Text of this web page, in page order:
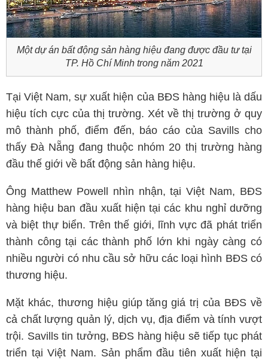
Một dự án bất động sản hàng hiệu đang được đầu tư tại
TP. Hồ Chí Minh trong năm 2021
Tại Việt Nam, sự xuất hiện của BĐS hàng hiệu là dấu
hiệu tích cực của thị trường. Xét về thị trường ở quy
mô thành phố, điểm đến, báo cáo của Savills cho
thấy Đà Nẵng đang thuộc nhóm 20 thị trường hàng
đầu thế giới về bất động sản hàng hiệu.
Ông Matthew Powell nhìn nhận, tại Việt Nam, BĐS
hàng hiệu ban đầu xuất hiện tại các khu nghỉ dưỡng
và biệt thự biển. Trên thế giới, lĩnh vực đã phát triển
thành công tại các thành phố lớn khi ngày càng có
nhiều người có nhu cầu sở hữu các loại hình BĐS có
thương hiệu.
Mặt khác, thương hiệu giúp tăng giá trị của BĐS về
cả chất lượng quản lý, dịch vụ, địa điểm và tính vượt
trội. Savills tin tưởng, BĐS hàng hiệu sẽ tiếp tục phát
triển tại Việt Nam. Sản phẩm đầu tiên xuất hiện tại